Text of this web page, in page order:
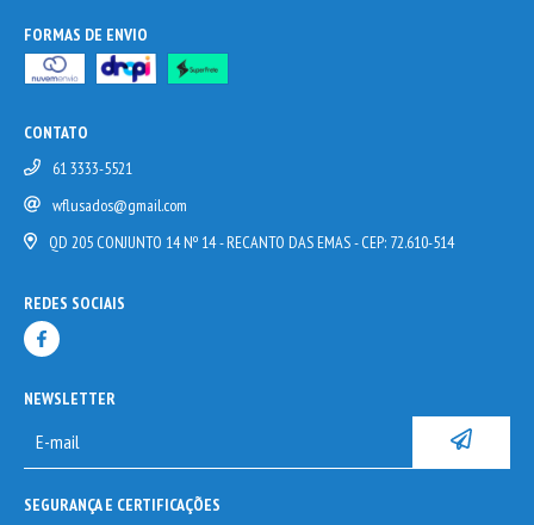
FORMAS DE ENVIO
CONTATO
61 3333-5521
wflusados@gmail.com
QD 205 CONJUNTO 14 Nº 14 - RECANTO DAS EMAS - CEP: 72.610-514
REDES SOCIAIS
NEWSLETTER
SEGURANÇA E CERTIFICAÇÕES